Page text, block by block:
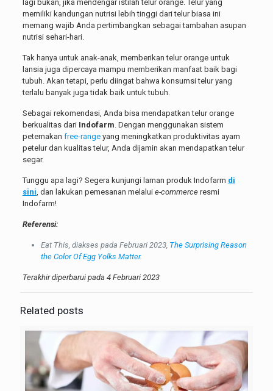
lagi bukan, jika mendengar istilah telur orange. Telur yang
memiliki kandungan nutrisi lebih tinggi dari telur biasa ini
memang wajib Anda pertimbangkan sebagai tambahan asupan
nutrisi sehari-hari.
Tak hanya untuk anak-anak, memberikan telur orange untuk
lansia juga dipercaya mampu memberikan manfaat baik bagi
tubuh. Akan tetapi, perlu diingat bahwa konsumsi telur yang
terlalu banyak juga tidak baik untuk tubuh.
Sebagai rekomendasi, Anda bisa mendapatkan telur orange
berkualitas dari Indofarm. Dengan menggunakan sistem
peternakan free-rangeyang meningkatkan produktivitas ayam
petelur dan kualitas telur, Anda dijamin akan mendapatkan telur
segar.
Tunggu apa lagi? Segera kunjungi laman produk Indofarm di
sini, dan lakukan pemesanan melalui e-commerceresmi
Indofarm!
Referensi:
Eat This, diakses pada Februari 2023, The Surprising Reason
the Color Of Egg Yolks Matter.
Terakhir diperbarui pada 4 Februari 2023
Related posts